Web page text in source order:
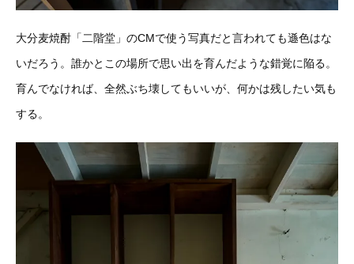
大分麦焼酎「二階堂」のCMで使う写真だと言われても遜色はな
いだろう。誰かとこの場所で思い出を育んだような錯覚に陥る。
育んでなければ、全然ぶち壊してもいいが、何かは残したい気も
する。